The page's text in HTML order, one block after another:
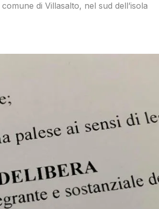
di Villasalto, nel sud dell’isola